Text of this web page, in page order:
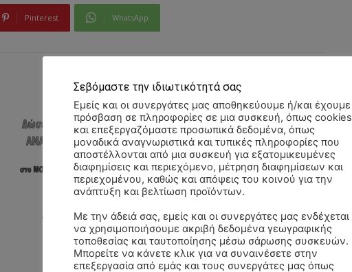
Pinterest WhatsApp
Σεβόμαστε την ιδιωτικότητά σας
Εμείς και οι συνεργάτες μας αποθηκεύουμε ή/και έχουμε
πρόσβαση σε πληροφορίες σε μια συσκευή, όπως cookies
και επεξεργαζόμαστε προσωπικά δεδομένα, όπως
μοναδικά αναγνωριστικά και τυπικές πληροφορίες που
αποστέλλονται από μια συσκευή για εξατομικευμένες
διαφημίσεις και περιεχόμενο, μέτρηση διαφημίσεων και
περιεχομένου, καθώς και απόψεις του κοινού για την
ανάπτυξη και βελτίωση προϊόντων.
Με την άδειά σας, εμείς και οι συνεργάτες μας ενδέχεται
να χρησιμοποιήσουμε ακριβή δεδομένα γεωγραφικής
τοποθεσίας και ταυτοποίησης μέσω σάρωσης συσκευών.
Μπορείτε να κάνετε κλικ για να συναινέσετε στην
επεξεργασία από εμάς και τους συνεργάτες μας όπως